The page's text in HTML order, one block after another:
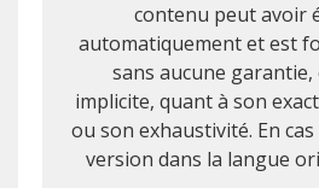
contenu peut avoir
automatiquement et est
sans aucune garantie,
implicite, quant à son
ou son exhaustivité. En
version dans la langue